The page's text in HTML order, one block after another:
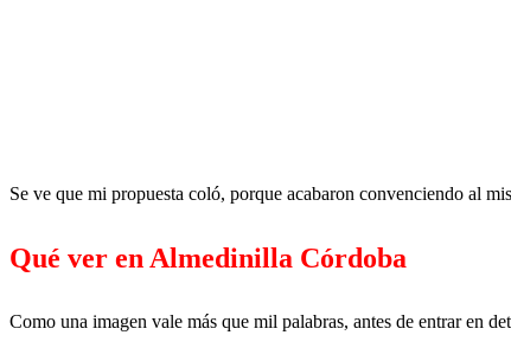
Se ve que mi propuesta coló, porque acabaron convenciendo al
Qué ver en Almedinilla Córdoba
Como una imagen vale más que mil palabras, antes de entrar en